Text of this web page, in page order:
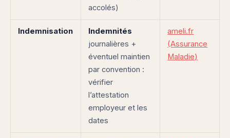
accolés)
Indemnisation
Indemnités
journalières +
éventuel maintien
par convention :
vérifier
l’attestation
employeur et les
dates
ameli.fr
(Assurance
Maladie)